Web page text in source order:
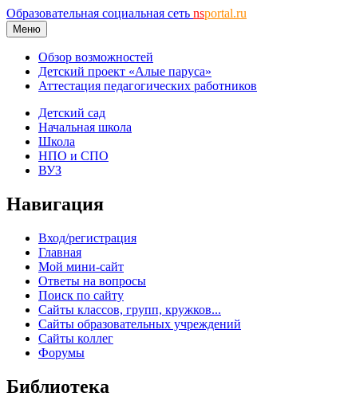
Образовательная социальная сеть nsportal.ru
Меню
Обзор возможностей
Детский проект «Алые паруса»
Аттестация педагогических работников
Детский сад
Начальная школа
Школа
НПО и СПО
ВУЗ
Навигация
Вход/регистрация
Главная
Мой мини-сайт
Ответы на вопросы
Поиск по сайту
Сайты классов, групп, кружков...
Сайты образовательных учреждений
Сайты коллег
Форумы
Библиотека